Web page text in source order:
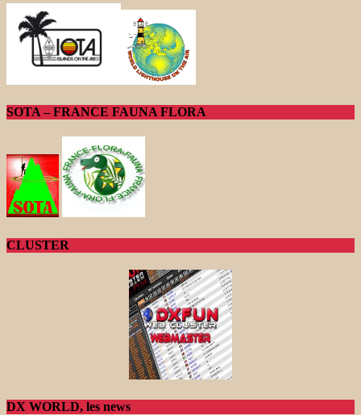
SOTA – FRANCE FAUNA FLORA
CLUSTER
DX WORLD, les news